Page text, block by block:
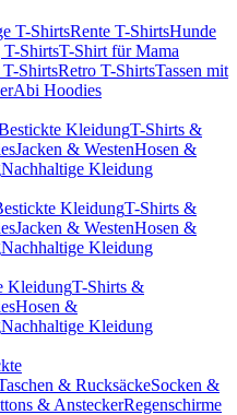
T-ShirtsRente T-ShirtsHunde
T-ShirtsT-Shirt für Mama
T-ShirtsRetro T-ShirtsTassen mit
Abi Hoodies
KleidungT-Shirts &
Jacken & WestenHosen &
Nachhaltige Kleidung
KleidungT-Shirts &
Jacken & WestenHosen &
Nachhaltige Kleidung
KleidungT-Shirts &
Hosen &
Nachhaltige Kleidung
& RucksäckeSocken &
& AnsteckerRegenschirme